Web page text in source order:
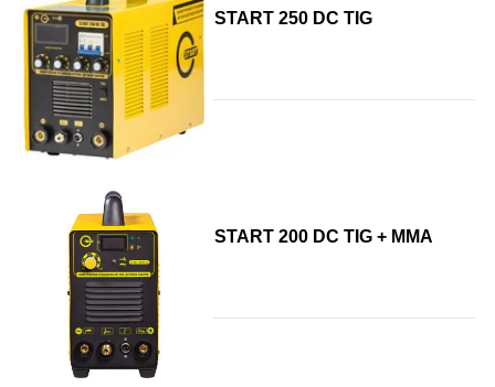
START 250 DC TIG
START 200 DC TIG + MMA